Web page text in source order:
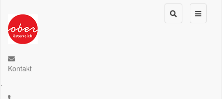
Kontakt
.